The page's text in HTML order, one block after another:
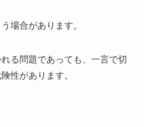
場合があります。
る問題であっても、一言で切
性があります。